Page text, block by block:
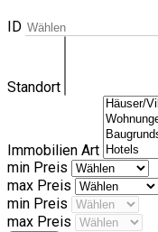
ID
Standort
Immobilien Art
min Preis
max Preis
min Preis
max Preis